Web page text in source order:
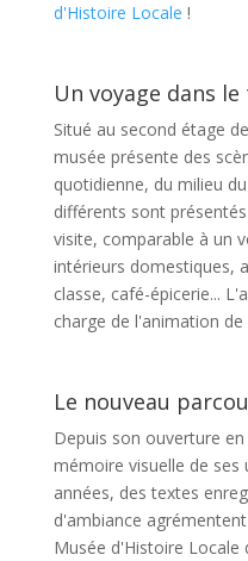
d'Histoire Locale !
Un voyage dans
Situé au second étage
musée présente des
quotidienne, du milieu
différents sont
visite, comparable à un
intérieurs domestiques,
classe, café-épicerie...
charge de l'animation
Le nouveau
Depuis son ouverture
mémoire visuelle de ses
années, des textes
d'ambiance
Musée d'Histoire Locale